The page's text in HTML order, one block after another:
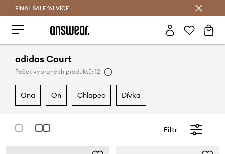
FINAL SALE %! VÍCE
adidas Court
Počet vybraných produktů: 12
ona on chlapec dívka
Filtr